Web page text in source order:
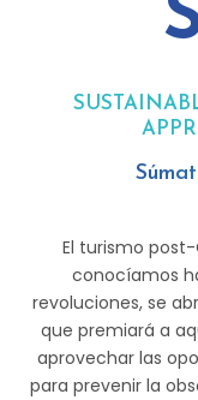
El turismo
conocíamos
revoluciones, se
que premiará a
aprovechar las
para prevenir la